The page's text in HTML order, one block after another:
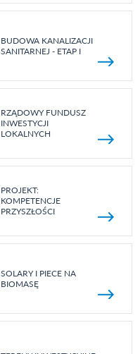
BUDOWA KANALIZACJI
SANITARNEJ - ETAP I
RZĄDOWY FUNDUSZ
INWESTYCJI
LOKALNYCH
PROJEKT:
KOMPETENCJE
PRZYSZŁOŚCI
SOLARY I PIECE NA
BIOMASĘ